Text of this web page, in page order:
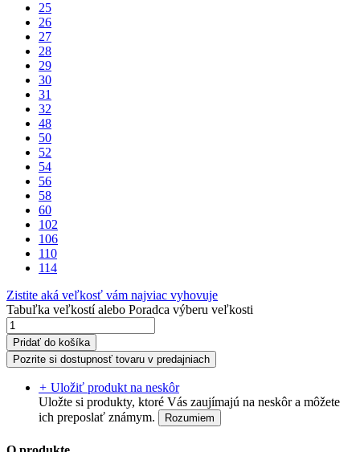
25
26
27
28
29
30
31
32
48
50
52
54
56
58
60
102
106
110
114
Zistite aká veľkosť vám najviac vyhovuje
Tabuľka veľkostí alebo Poradca výberu veľkosti
Pridať do košíka
Pozrite si dostupnosť tovaru v predajniach
+ Uložiť produkt na neskôr
Uložte si produkty, ktoré Vás zaujímajú na neskôr a môžete
ich preposlať známym.
Rozumiem